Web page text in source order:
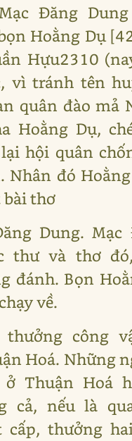
Đăng
Hoằng Dụ
Hựu2310
vì tránh tên
quân đào mả
Hoằng Dụ,
hội quân
Nhân đó
thơ
Dung. Mạc
thư và thơ
đánh. Bọn
về.
công
Hoá. Những
ở Thuận Hoá
cả, nếu là
cấp, thưởng